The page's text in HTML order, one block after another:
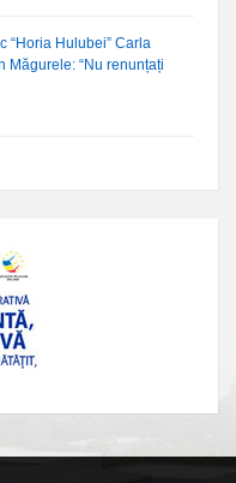
“Horia Hulubei” Carla
Măgurele: “Nu renunțați